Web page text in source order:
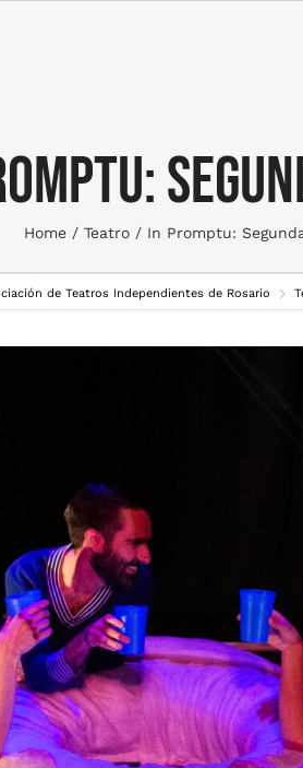
Home Teatro In Promptu:
de Teatros Independientes de Rosario